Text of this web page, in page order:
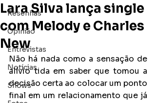
Resenhas
Opinião
Entrevistas
Notícias
Shows
Lara Silva lança single
com Melody e Charles
New
Não há nada como a sensação de
alívio tida em saber que tomou a
decisão certa ao colocar um ponto
final em um relacionamento que já